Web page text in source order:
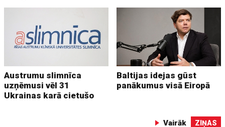
Austrumu slimnīca
uzņēmusi vēl 31
Ukrainas karā cietušo
Baltijas idejas gūst
panākumus visā Eiropā
Vairāk ZIŅAS